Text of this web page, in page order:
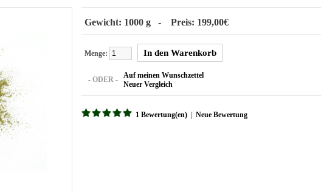
Gewicht: 1000 g - Preis: 199,00€
Menge:
- ODER -
Auf meinen Wunschzettel
Neuer Vergleich
1 Bewertung(en) Neue Bewertung